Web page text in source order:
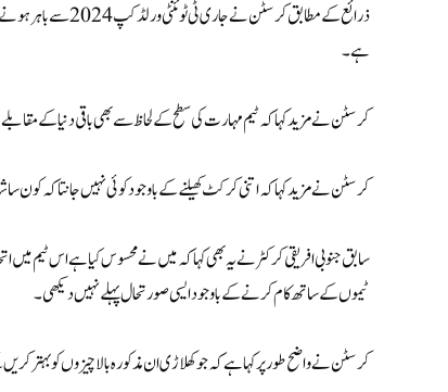
ذرائع کے مطابق
ہے۔
کرسٹن نے مزید کہا کہ ٹیم مہارت کی سطح کے لحاظ سے بھی باقی دنیا کے
کرسٹن نے مزید کہا کہ اتنی کرکٹ کھیلنے کے باوجود کوئی نہیں جانتا کہ کون
سابق جنوبی افریقی کرکٹر نے یہ بھی کہا کہ میں نے محسوس کیا ہے اس
ٹیموں کے ساتھ کام کرنے کے باوجود ایسی صورتحال پہلے نہیں دیکھی۔
کرسٹن نے واضح طور پر کہا ہے کہ جو کھلاڑی ان مذکورہ بالا چیزوں کو بہتر